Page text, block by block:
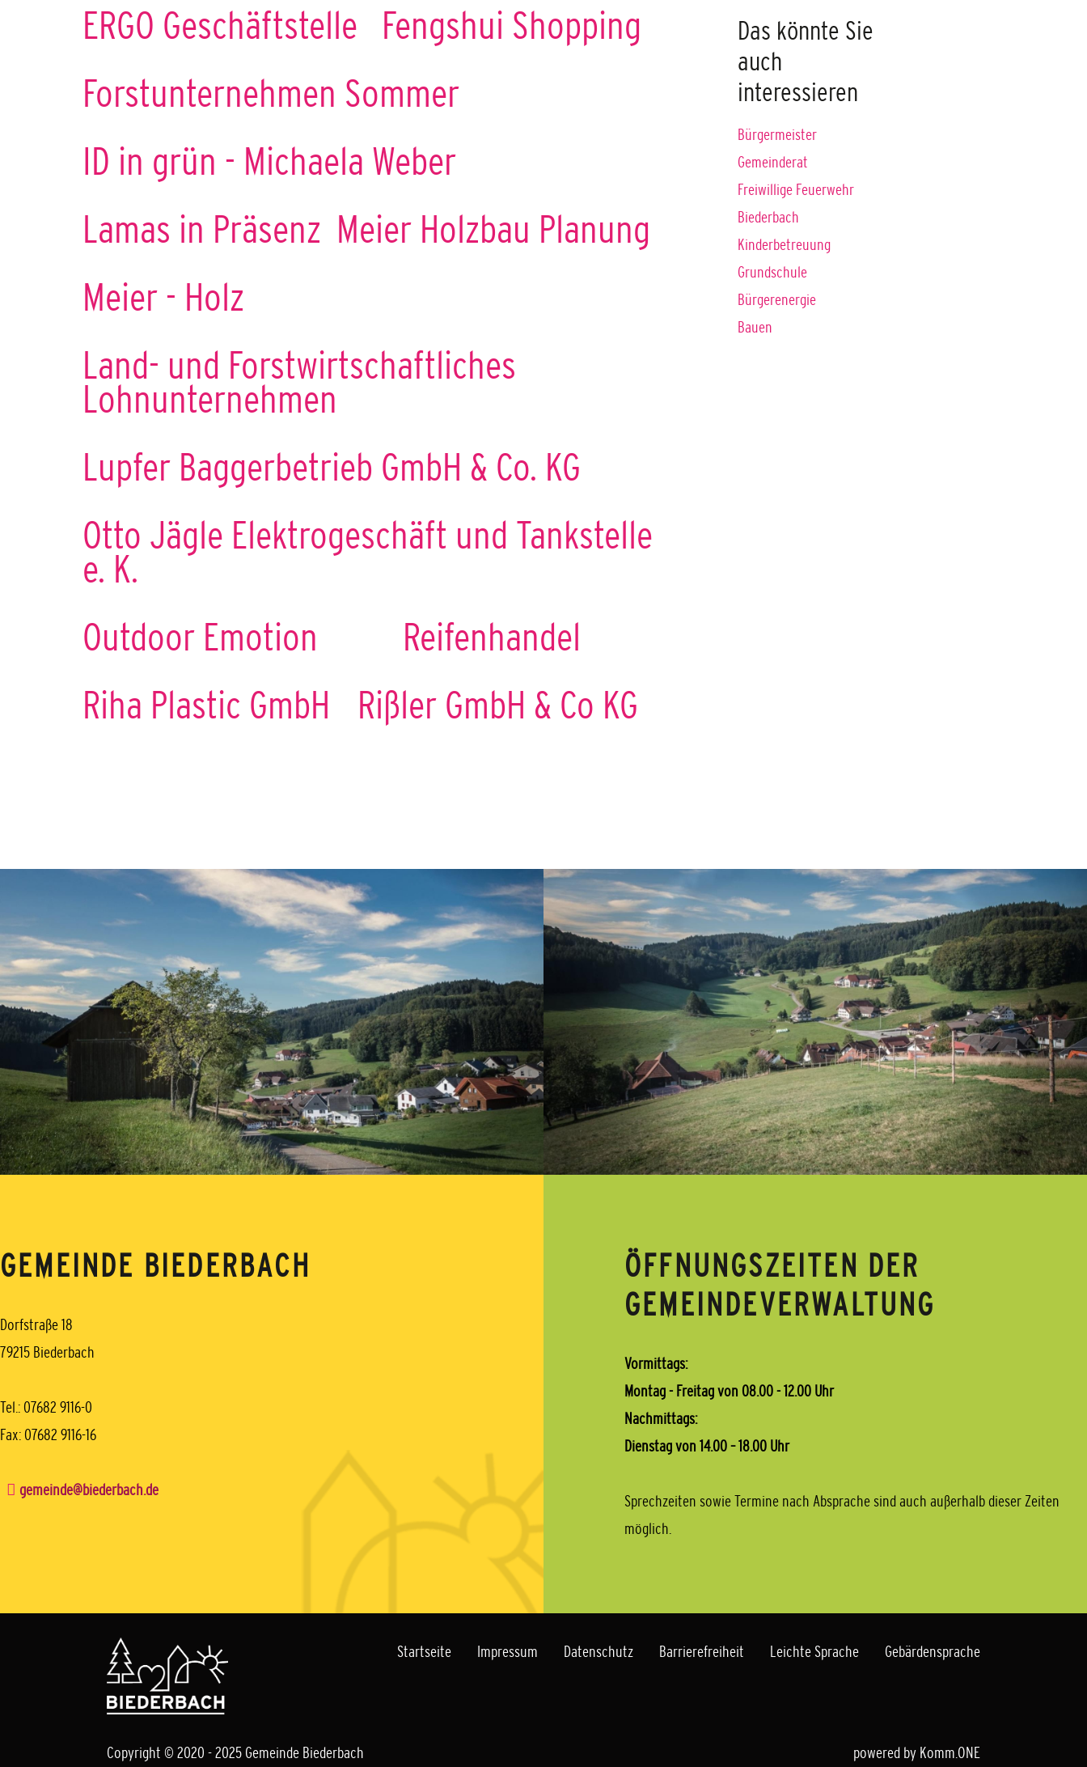
ERGO Geschäftstelle
Fengshui Shopping
Forstunternehmen Sommer
ID in grün - Michaela Weber
Lamas in Präsenz Meier Holzbau Planung
Meier - Holz
Land- und Forstwirtschaftliches
Lohnunternehmen
Lupfer Baggerbetrieb GmbH & Co. KG
Otto Jägle Elektrogeschäft und Tankstelle
e. K.
Outdoor Emotion
Reifenhandel
Riha Plastic GmbH
Rißler GmbH & Co KG
Das könnte Sie
auch
interessieren
Bürgermeister
Gemeinderat
Freiwillige Feuerwehr
Biederbach
Kinderbetreuung
Grundschule
Bürgerenergie
Bauen
GEMEINDE BIEDERBACH
Dorfstraße 18
79215 Biederbach
Tel.: 07682 9116-0
Fax: 07682 9116-16
gemeinde@biederbach.de
ÖFFNUNGSZEITEN DER
GEMEINDEVERWALTUNG
Vormittags:
Montag - Freitag von 08.00 - 12.00 Uhr
Nachmittags:
Dienstag von 14.00 – 18.00 Uhr
Sprechzeiten sowie Termine nach Absprache sind auch außerhalb dieser Zeiten
möglich.
Startseite Impressum Datenschutz Barrierefreiheit Leichte Sprache Gebärdensprache
Copyright © 2020 - 2025 Gemeinde Biederbach powered by Komm.ONE